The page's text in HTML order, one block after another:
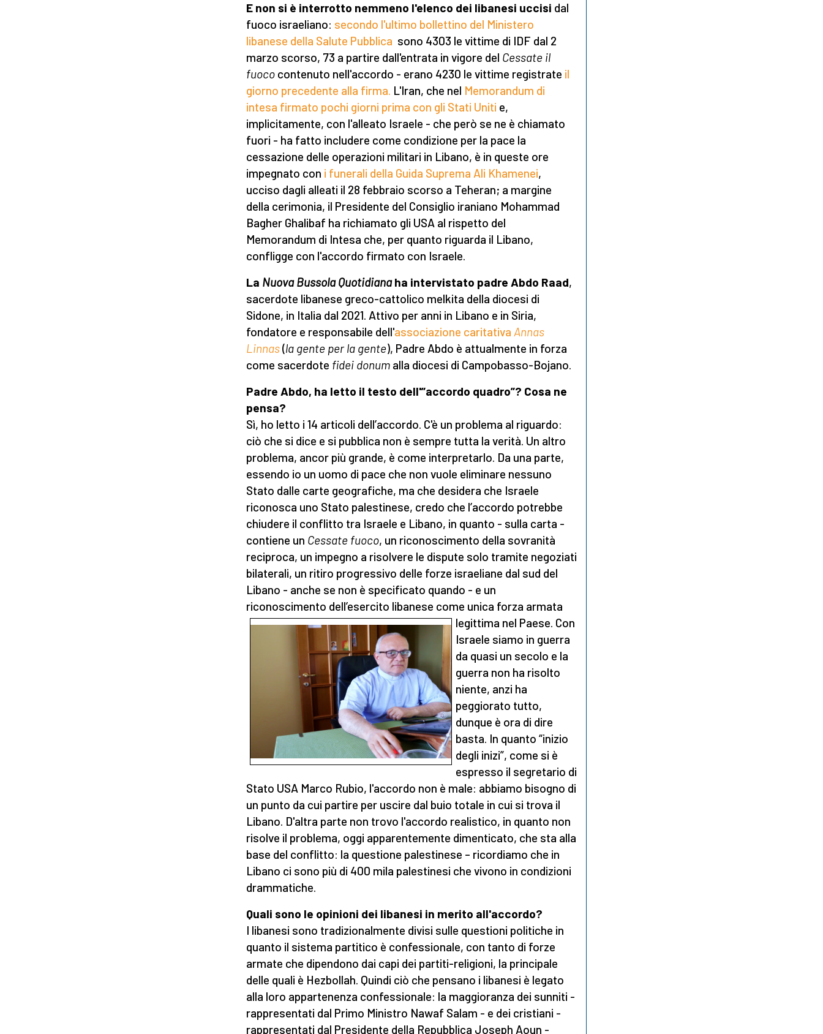
E non si è interrotto nemmeno l'elenco dei libanesi uccisi dal
fuoco israeliano: secondo l'ultimo bollettino del Ministero
libanese della Salute Pubblica sono 4303 le vittime di IDF dal 2
marzo scorso, 73 a partire dall'entrata in vigore del Cessate il
fuoco contenuto nell'accordo - erano 4230 le vittime registrate il
giorno precedente alla firma. L'Iran, che nel Memorandum di
intesa firmato pochi giorni prima con gli Stati Uniti e,
implicitamente, con l'alleato Israele - che però se ne è chiamato
fuori - ha fatto includere come condizione per la pace la
cessazione delle operazioni militari in Libano, è in queste ore
impegnato con i funerali della Guida Suprema Ali Khamenei,
ucciso dagli alleati il 28 febbraio scorso a Teheran; a margine
della cerimonia, il Presidente del Consiglio iraniano Mohammad
Bagher Ghalibaf ha richiamato gli USA al rispetto del
Memorandum di Intesa che, per quanto riguarda il Libano,
confligge con l'accordo firmato con Israele.
La Nuova Bussola Quotidianaha intervistato padre Abdo Raad,
sacerdote libanese greco-cattolico melkita della diocesi di
Sidone, in Italia dal 2021. Attivo per anni in Libano e in Siria,
fondatore e responsabile dell'associazione caritativa Annas
Linnas(la gente per la gente), Padre Abdo è attualmente in forza
come sacerdote fidei donum alla diocesi di Campobasso-Bojano.
Padre Abdo, ha letto il testo dell'”accordo quadro”? Cosa ne
pensa?
Sì, ho letto i 14 articoli dell’accordo. C'è un problema al riguardo:
ciò che si dice e si pubblica non è sempre tutta la verità. Un altro
problema, ancor più grande, è come interpretarlo. Da una parte,
essendo io un uomo di pace che non vuole eliminare nessuno
Stato dalle carte geografiche, ma che desidera che Israele
riconosca uno Stato palestinese, credo che l’accordo potrebbe
chiudere il conflitto tra Israele e Libano, in quanto - sulla carta -
contiene un Cessate fuoco, un riconoscimento della sovranità
reciproca, un impegno a risolvere le dispute solo tramite negoziati
bilaterali, un ritiro progressivo delle forze israeliane dal sud del
Libano - anche se non è specificato quando - e un
riconoscimento dell’esercito libanese come unica forza armata
legittima nel Paese. Con
Israele siamo in guerra
da quasi un secolo e la
guerra non ha risolto
niente, anzi ha
peggiorato tutto,
dunque è ora di dire
basta. In quanto “inizio
degli inizi”, come si è
espresso il segretario di
Stato USA Marco Rubio, l'accordo non è male: abbiamo bisogno di
un punto da cui partire per uscire dal buio totale in cui si trova il
Libano. D'altra parte non trovo l'accordo realistico, in quanto non
risolve il problema, oggi apparentemente dimenticato, che sta alla
base del conflitto: la questione palestinese – ricordiamo che in
Libano ci sono più di 400 mila palestinesi che vivono in condizioni
drammatiche.
Quali sono le opinioni dei libanesi in merito all'accordo?
I libanesi sono tradizionalmente divisi sulle questioni politiche in
quanto il sistema partitico è confessionale, con tanto di forze
armate che dipendono dai capi dei partiti-religioni, la principale
delle quali è Hezbollah. Quindi ciò che pensano i libanesi è legato
alla loro appartenenza confessionale: la maggioranza dei sunniti -
rappresentati dal Primo Ministro Nawaf Salam - e dei cristiani -
rappresentati dal Presidente della Repubblica Joseph Aoun -